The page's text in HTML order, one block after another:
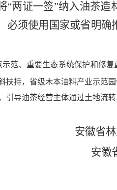
“两证一签”纳入油茶
须使用国家或省明确
范、重要生态系统保护和修
持，省级木本油料产业示范
导油茶经营主体通过土地流
安徽省
安徽